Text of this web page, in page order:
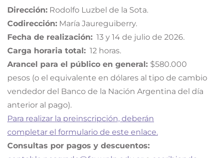
Dirección: Rodolfo Luzbel de la Sota.
Codirección: María Jaureguiberry.
Fecha de realización: 13 y 14 de julio de 2026.
Carga horaria total: 12 horas.
Arancel para el público en general: $580.000
pesos (o el equivalente en dólares al tipo de cambio
vendedor del Banco de la Nación Argentina del día
anterior al pago).
Para realizar la preinscripción, deberán
completar el formulario de este enlace.
Consultas por pagos y descuentos: